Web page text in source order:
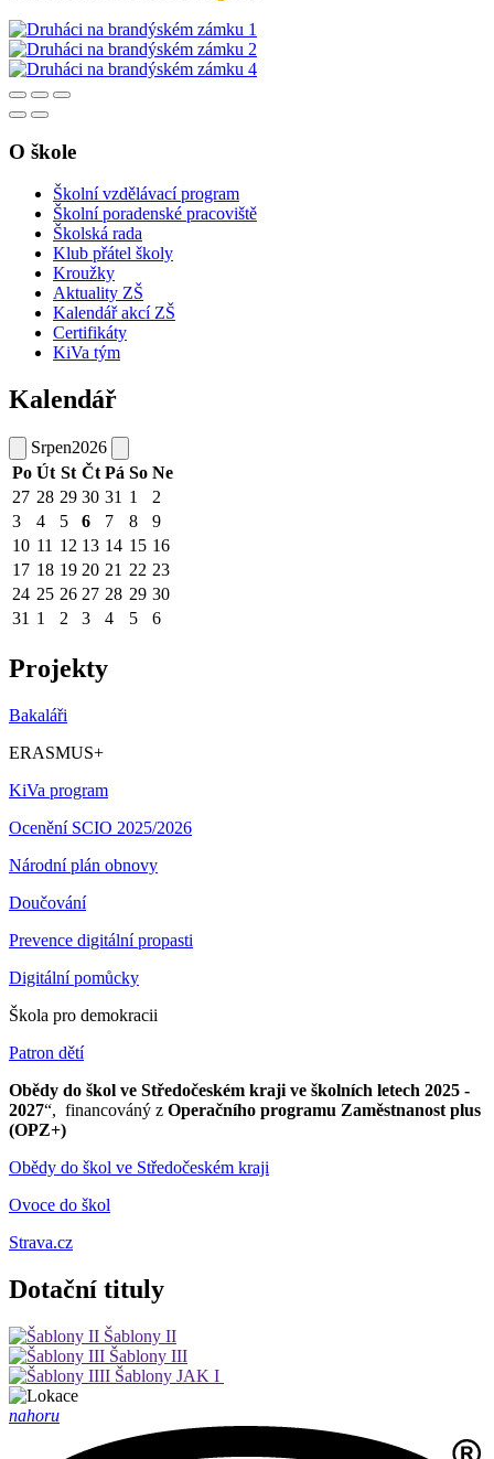
O škole
Školní vzdělávací program
Školní poradenské pracoviště
Školská rada
Klub přátel školy
Kroužky
Aktuality ZŠ
Kalendář akcí ZŠ
Certifikáty
KiVa tým
Kalendář
Srpen2026
Po Út St Čt Pá So Ne
27 28 29 30 31 1
2
3
4 5 6 7 8
9
10 11 12 13 14 15 16
17 18 19 20 21 22 23
24 25 26 27 28 29 30
31 1 2 3 4 5 6
Projekty
Bakaláři
ERASMUS+
KiVa program
Ocenění SCIO 2025/2026
Národní plán obnovy
Doučování
Prevence digitální propasti
Digitální pomůcky
Škola pro demokracii
Patron dětí
Obědy do škol ve Středočeském kraji ve školních letech 2025 -
2027“, financováný z Operačního programu Zaměstnanost plus
(OPZ+)
Obědy do škol ve Středočeském kraji
Ovoce do škol
Strava.cz
Dotační tituly
Šablony II
Šablony III
Šablony JAK I
nahoru